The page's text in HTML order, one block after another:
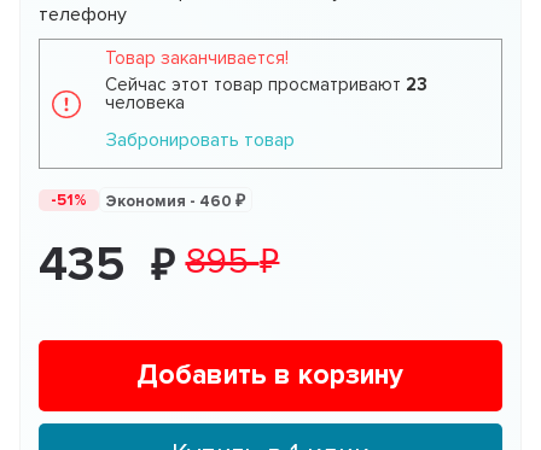
телефону
Товар заканчивается!
Сейчас этот товар просматривают 23
человека
Забронировать товар
-51% Экономия - 460
435 895
Добавить в корзину